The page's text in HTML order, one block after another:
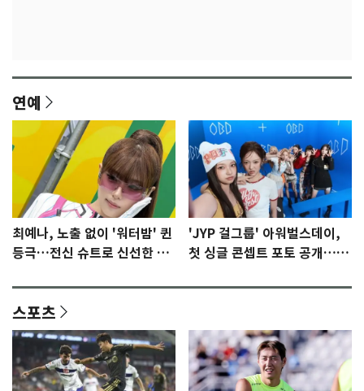
연예
최예나, 노출 없이 '워터밤' 퀸
등극…전신 슈트로 신선한 충
'JYP 걸그룹' 아워벌스데이,
첫 싱글 콘셉트 포토 공개…청
스포츠